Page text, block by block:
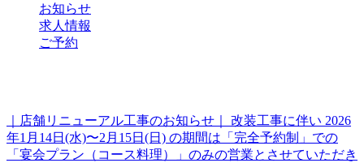
お知らせ
求人情報
ご予約
｜店舗リニューアル工事のお知らせ｜ 改装工事に伴い 2026
年1月14日(水)〜2月15日(日) の期間は「完全予約制」での
「宴会プラン（コース料理）」のみの営業とさせていただき